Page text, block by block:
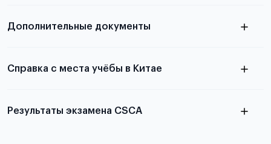
статье
Дополнительные документы
Справка с места учёбы в Китае
Результаты экзамена CSCA